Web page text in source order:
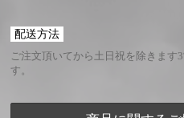
配送方法
ご注文頂いてから土日祝を除きます
す。